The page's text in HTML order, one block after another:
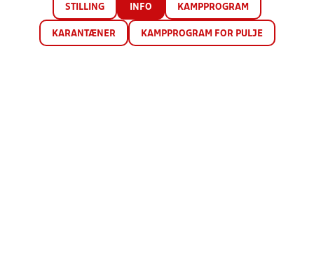
STILLING INFO KAMPPROGRAM
KARANTÆNER KAMPPROGRAM FOR PULJE